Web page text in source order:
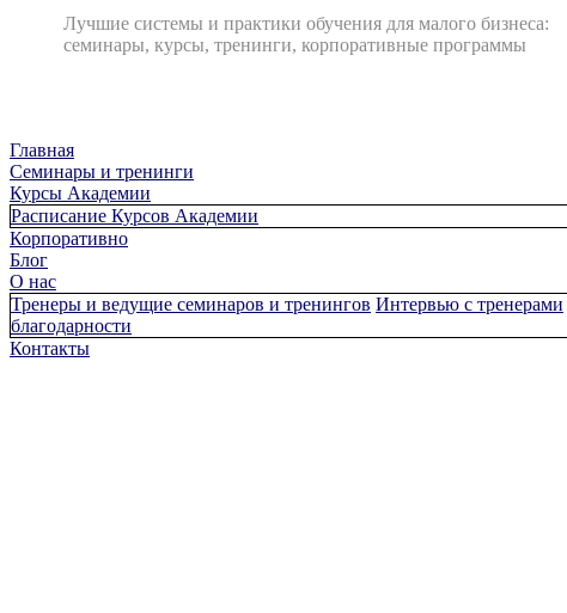
Лучшие системы и практики обучения для малого бизнеса:
семинары, курсы, тренинги, корпоративные программы
Главная
Cеминары и тренинги
Курсы Академии
Расписание Курсов Академии
Корпоративно
Блог
О нас
Тренеры и ведущие семинаров и тренингов Интервью с тренерами
благодарности
Контакты